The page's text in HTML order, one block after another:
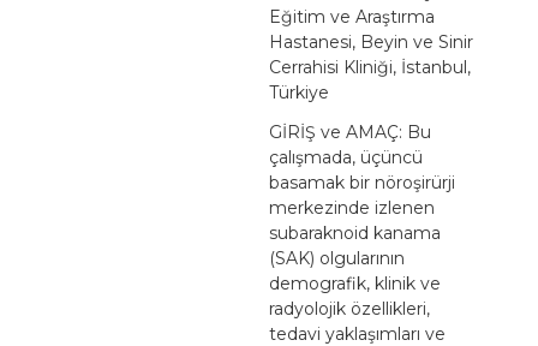
Eğitim ve Araştırma
Hastanesi, Beyin ve Sinir
Cerrahisi Kliniği, İstanbul,
Türkiye
GİRİŞ ve AMAÇ: Bu
çalışmada, üçüncü
basamak bir nöroşirürji
merkezinde izlenen
subaraknoid kanama
(SAK) olgularının
demografik, klinik ve
radyolojik özellikleri,
tedavi yaklaşımları ve